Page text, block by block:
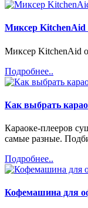
Миксер KitchenAid
Миксер KitchenAid
Подробнее..
Как выбрать
Караоке-плееров
самые разные.
Подробнее..
Кофемашина для